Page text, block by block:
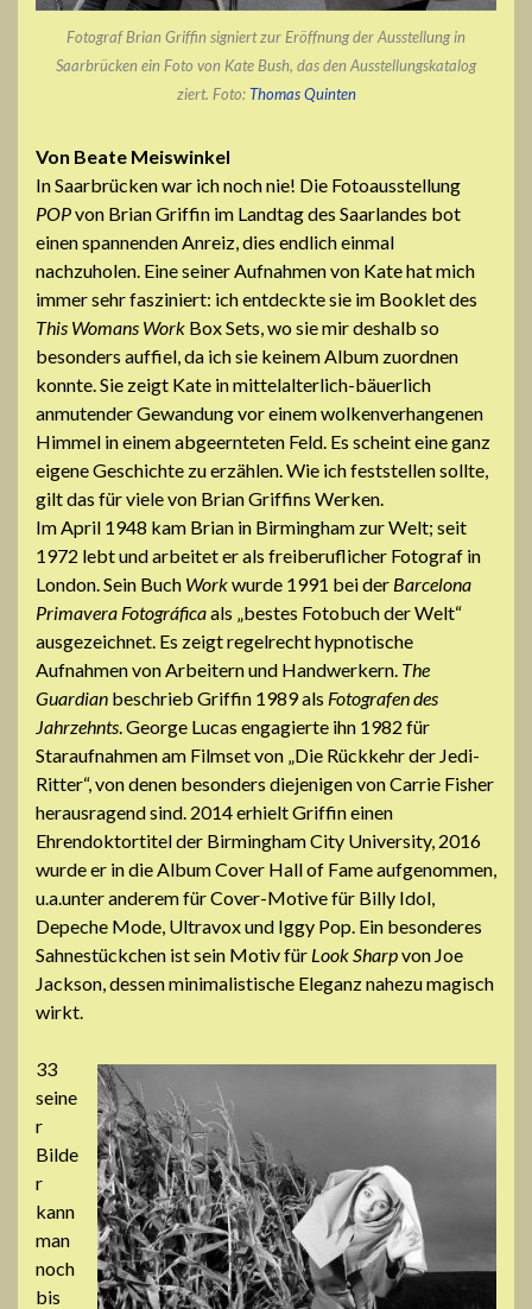
Fotograf Brian Griffin signiert zur Eröffnung der Ausstellung in
Saarbrücken ein Foto von Kate Bush, das den Ausstellungskatalog
ziert. Foto:Thomas Quinten
Von Beate Meiswinkel
In Saarbrücken war ich noch nie! Die Fotoausstellung
POPvon Brian Griffin im Landtag des Saarlandes bot
einen spannenden Anreiz, dies endlich einmal
nachzuholen. Eine seiner Aufnahmen von Kate hat mich
immer sehr fasziniert: ich entdeckte sie im Booklet des
This Womans Work Box Sets, wo sie mir deshalb so
besonders auffiel, da ich sie keinem Album zuordnen
konnte. Sie zeigt Kate in mittelalterlich-bäuerlich
anmutender Gewandung vor einem wolkenverhangenen
Himmel in einem abgeernteten Feld. Es scheint eine ganz
eigene Geschichte zu erzählen. Wie ich feststellen sollte,
gilt das für viele von Brian Griffins Werken.
Im April 1948 kam Brian in Birmingham zur Welt; seit
1972 lebt und arbeitet er als freiberuflicher Fotograf in
London. Sein Buch Workwurde 1991 bei der Barcelona
Primavera Fotográficaals „bestes Fotobuch der Welt“
ausgezeichnet. Es zeigt regelrecht hypnotische
Aufnahmen von Arbeitern und Handwerkern. The
Guardian beschrieb Griffin 1989 als Fotografen des
Jahrzehnts. George Lucas engagierte ihn 1982 für
Staraufnahmen am Filmset von „Die Rückkehr der Jedi-
Ritter“, von denen besonders diejenigen von Carrie Fisher
herausragend sind. 2014 erhielt Griffin einen
Ehrendoktortitel der Birmingham City University, 2016
wurde er in die Album Cover Hall of Fame aufgenommen,
u.a.unter anderem für Cover-Motive für Billy Idol,
Depeche Mode, Ultravox und Iggy Pop. Ein besonderes
Sahnestückchen ist sein Motiv für Look Sharpvon Joe
Jackson, dessen minimalistische Eleganz nahezu magisch
wirkt.
33
seine
r
Bilde
r
kann
man
noch
bis